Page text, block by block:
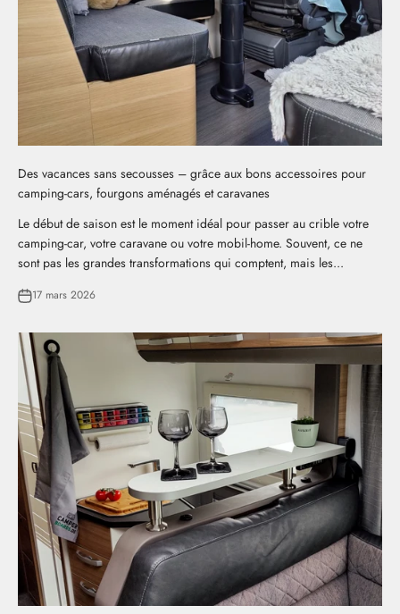
Des vacances sans secousses – grâce aux bons accessoires pour
camping-cars, fourgons aménagés et caravanes
Le début de saison est le moment idéal pour passer au crible votre
camping-car, votre caravane ou votre mobil-home. Souvent, ce ne
sont pas les grandes transformations qui comptent, mais les...
17 mars 2026